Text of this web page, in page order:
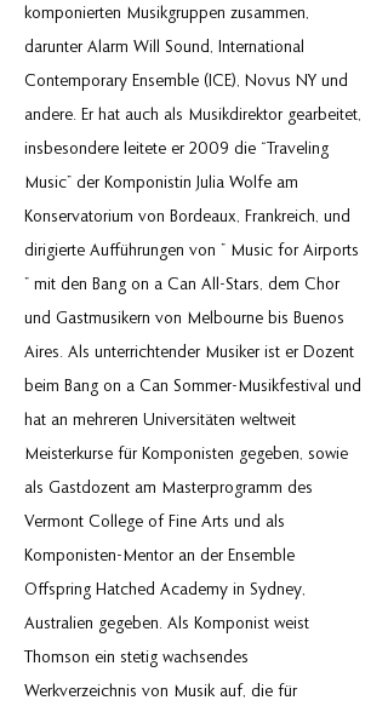
komponierten Musikgruppen zusammen,
darunter Alarm Will Sound, International
Contemporary Ensemble (ICE), Novus NY und
andere. Er hat auch als Musikdirektor gearbeitet,
insbesondere leitete er 2009 die “Traveling
Music” der Komponistin Julia Wolfe am
Konservatorium von Bordeaux, Frankreich, und
dirigierte Aufführungen von ” Music for Airports
” mit den Bang on a Can All-Stars, dem Chor
und Gastmusikern von Melbourne bis Buenos
Aires. Als unterrichtender Musiker ist er Dozent
beim Bang on a Can Sommer-Musikfestival und
hat an mehreren Universitäten weltweit
Meisterkurse für Komponisten gegeben, sowie
als Gastdozent am Masterprogramm des
Vermont College of Fine Arts und als
Komponisten-Mentor an der Ensemble
Offspring Hatched Academy in Sydney,
Australien gegeben. Als Komponist weist
Thomson ein stetig wachsendes
Werkverzeichnis von Musik auf, die für